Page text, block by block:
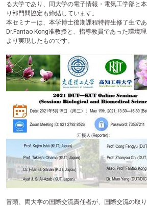
る大学であり、同大学の電子情報・電気工学部と
り部門間協定も締結しています。
本セミナーは、本学博士後期課程特待生修了生で
Dr.Fantao Kong准教授と、指導教員であった環境
より実現したものです。
冒頭、両大学の国際交流責任者が、国際交流の取